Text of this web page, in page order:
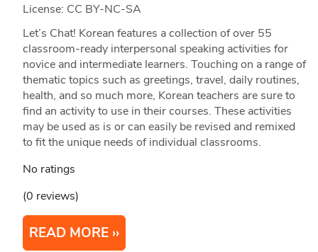
License: CC BY-NC-SA
Let’s Chat! Korean features a collection of over 55
classroom-ready interpersonal speaking activities for
novice and intermediate learners. Touching on a range of
thematic topics such as greetings, travel, daily routines,
health, and so much more, Korean teachers are sure to
find an activity to use in their courses. These activities
may be used as is or can easily be revised and remixed
to fit the unique needs of individual classrooms.
No ratings
(0 reviews)
READ MORE